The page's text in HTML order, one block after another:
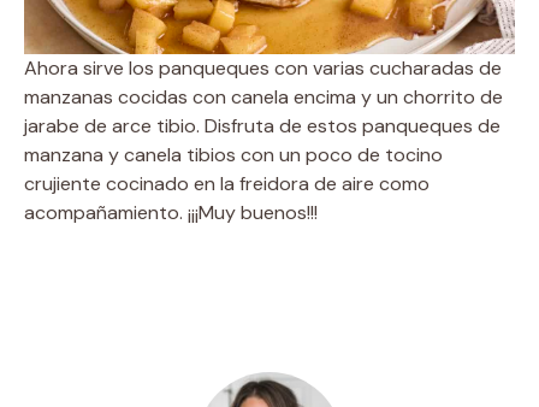
Ahora sirve los panqueques con varias cucharadas de
manzanas cocidas con canela encima y un chorrito de
jarabe de arce tibio. Disfruta de estos panqueques de
manzana y canela tibios con un poco de tocino
crujiente cocinado en la freidora de aire como
acompañamiento. ¡¡¡Muy buenos!!!